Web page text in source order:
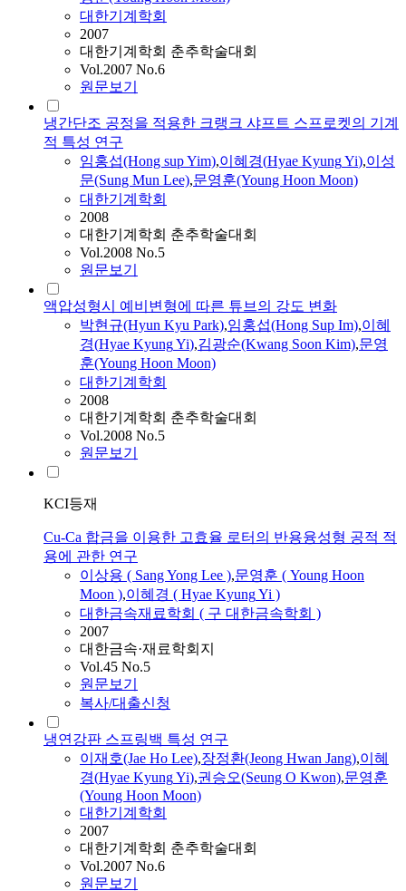
대한기계학회
2007
대한기계학회 춘추학술대회
Vol.2007 No.6
원문보기
냉간단조 공정을 적용한 크랭크 샤프트 스프로켓의 기계
적 특성 연구
임홍섭(Hong sup Yim),이혜경(Hyae KyungYi),이성
문(Sung Mun Lee),문영훈(Young Hoon Moon)
대한기계학회
2008
대한기계학회 춘추학술대회
Vol.2008 No.5
원문보기
액압성형시 예비변형에 따른 튜브의 강도 변화
박현규(Hyun Kyu Park),임홍섭(Hong Sup Im),이혜
경(Hyae KyungYi),김광순(Kwang Soon Kim),문영
훈(Young Hoon Moon)
대한기계학회
2008
대한기계학회 춘추학술대회
Vol.2008 No.5
원문보기
KCI등재
Cu-Ca 합금을 이용한 고효율 로터의 반용융성형 공적 적
용에 관한 연구
이상용 ( Sang Yong Lee ),문영훈 ( Young Hoon
Moon ),이혜경 ( Hyae KyungYi )
대한금속재료학회 ( 구 대한금속학회 )
2007
대한금속·재료학회지
Vol.45 No.5
원문보기
복사/대출신청
냉연강판 스프링백 특성 연구
이재호(Jae Ho Lee),장정환(Jeong Hwan Jang),이혜
경(Hyae KyungYi),권승오(Seung O Kwon),문영훈
(Young Hoon Moon)
대한기계학회
2007
대한기계학회 춘추학술대회
Vol.2007 No.6
원문보기